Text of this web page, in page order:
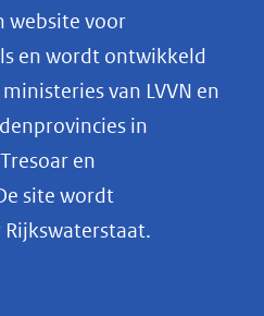
website voor
en wordt ontwikkeld
van LVVN en
in
en
site wordt